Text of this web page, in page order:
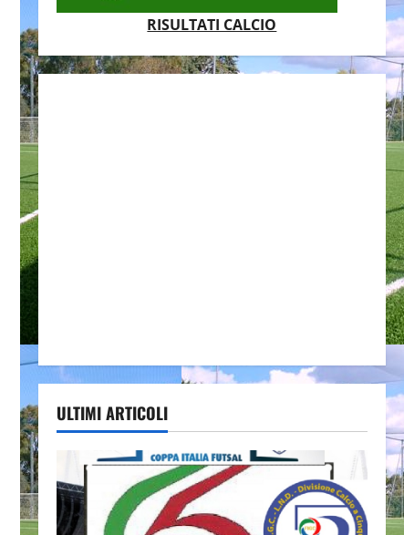
RISULTATI CALCIO
ULTIMI ARTICOLI